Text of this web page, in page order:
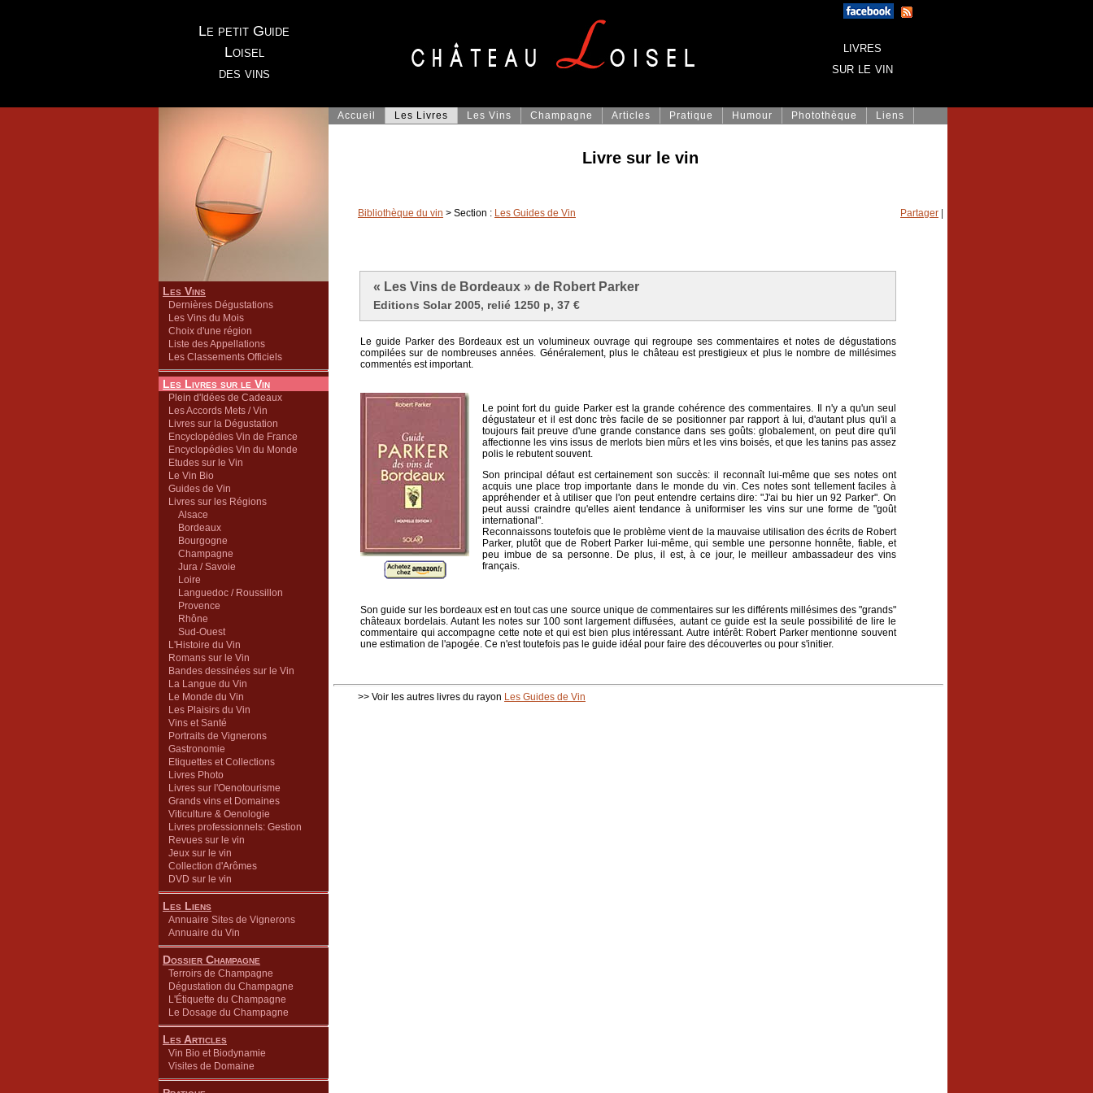
Le petit Guide
Loisel
des vins
livres
sur le vin
Les Vins
Dernières Dégustations
Les Vins du Mois
Choix d'une région
Liste des Appellations
Les Classements Officiels
Les Livres sur le Vin
Plein d'Idées de Cadeaux
Les Accords Mets / Vin
Livres sur la Dégustation
Encyclopédies Vin de France
Encyclopédies Vin du Monde
Etudes sur le Vin
Le Vin Bio
Guides de Vin
Livres sur les Régions
Alsace
Bordeaux
Bourgogne
Champagne
Jura / Savoie
Loire
Languedoc / Roussillon
Provence
Rhône
Sud-Ouest
L'Histoire du Vin
Romans sur le Vin
Bandes dessinées sur le Vin
La Langue du Vin
Le Monde du Vin
Les Plaisirs du Vin
Vins et Santé
Portraits de Vignerons
Gastronomie
Etiquettes et Collections
Livres Photo
Livres sur l'Oenotourisme
Grands vins et Domaines
Viticulture & Oenologie
Livres professionnels: Gestion
Revues sur le vin
Jeux sur le vin
Collection d'Arômes
DVD sur le vin
Les Liens
Annuaire Sites de Vignerons
Annuaire du Vin
Dossier Champagne
Terroirs de Champagne
Dégustation du Champagne
L'Étiquette du Champagne
Le Dosage du Champagne
Les Articles
Vin Bio et Biodynamie
Visites de Domaine
Accueil Les Livres Les Vins Champagne Articles Pratique Humour Photothèque Liens
Livre sur le vin
Partager
Bibliothèque du vin > Section : Les Guides de Vin
« Les Vins de Bordeaux » de Robert Parker
Editions Solar 2005, relié 1250 p, 37 €
Le guide Parker des Bordeaux est un volumineux ouvrage qui regroupe ses commentaires et notes de dégustations
compilées sur de nombreuses années. Généralement, plus le château est prestigieux et plus le nombre de millésimes
commentés est important.
Le point fort du guide Parker est la grande cohérence des commentaires. Il n'y a qu'un seul
dégustateur et il est donc très facile de se positionner par rapport à lui, d'autant plus qu'il a
toujours fait preuve d'une grande constance dans ses goûts: globalement, on peut dire qu'il
affectionne les vins issus de merlots bien mûrs et les vins boisés, et que les tanins pas assez
polis le rebutent souvent.
Son principal défaut est certainement son succès: il reconnaît lui-même que ses notes ont
acquis une place trop importante dans le monde du vin. Ces notes sont tellement faciles à
appréhender et à utiliser que l'on peut entendre certains dire: "J'ai bu hier un 92 Parker". On
peut aussi craindre qu'elles aient tendance à uniformiser les vins sur une forme de "goût
international".
Reconnaissons toutefois que le problème vient de la mauvaise utilisation des écrits de Robert
Parker, plutôt que de Robert Parker lui-même, qui semble une personne honnête, fiable, et
peu imbue de sa personne. De plus, il est, à ce jour, le meilleur ambassadeur des vins
français.
Son guide sur les bordeaux est en tout cas une source unique de commentaires sur les différents millésimes des "grands"
châteaux bordelais. Autant les notes sur 100 sont largement diffusées, autant ce guide est la seule possibilité de lire le
commentaire qui accompagne cette note et qui est bien plus intéressant. Autre intérêt: Robert Parker mentionne souvent
une estimation de l'apogée. Ce n'est toutefois pas le guide idéal pour faire des découvertes ou pour s'initier.
>> Voir les autres livres du rayon Les Guides de Vin